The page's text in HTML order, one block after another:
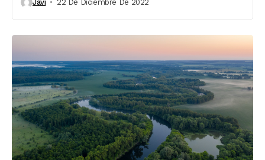
Javi 22 De Diciembre De 2022